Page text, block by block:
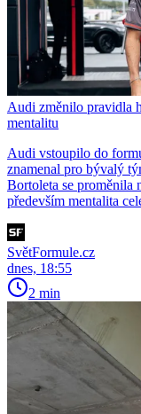
Audi změnilo pravidla
mentalitu
Audi vstoupilo do
znamenal pro bývalý
Bortoleta se proměnila
především mentalita
SvětFormule.cz
dnes, 18:55
2 min